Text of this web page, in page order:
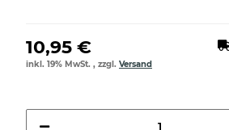
10,95 €
inkl. 19% MwSt. , zzgl. Versand